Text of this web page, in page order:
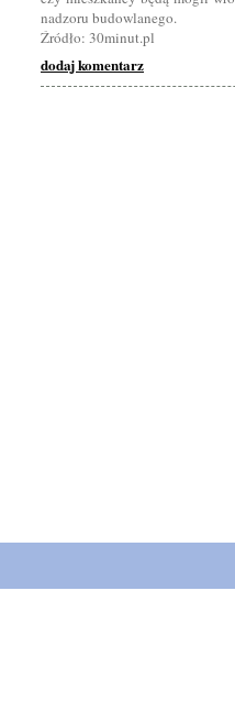
nadzoru budowlanego.
Źródło: 30minut.pl
dodaj komentarz